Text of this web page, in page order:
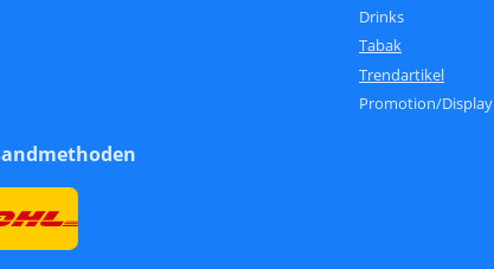
Drinks
Tabak
Trendartikel
Promotion/Display